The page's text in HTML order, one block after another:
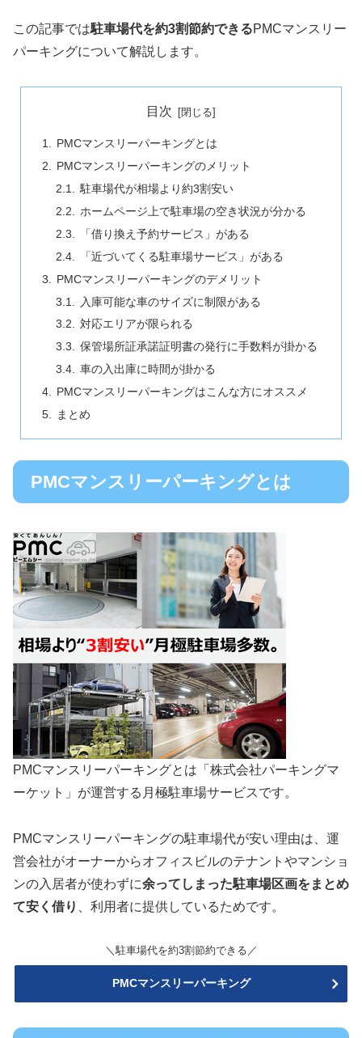
この記事では駐車場代を約3割節約できるPMCマンスリー
パーキングについて解説します。
目次
PMCマンスリーパーキングとは
PMCマンスリーパーキングのメリット
駐車場代が相場より約3割安い
ホームページ上で駐車場の空き状況が分かる
「借り換え予約サービス」がある
「近づいてくる駐車場サービス」がある
PMCマンスリーパーキングのデメリット
入庫可能な車のサイズに制限がある
対応エリアが限られる
保管場所証承諾証明書の発行に手数料が掛かる
車の入出庫に時間が掛かる
PMCマンスリーパーキングはこんな方にオススメ
まとめ
PMCマンスリーパーキングとは
PMCマンスリーパーキングとは「株式会社パーキングマ
ーケット」が運営する月極駐車場サービスです。
PMCマンスリーパーキングの駐車場代が安い理由は、運
営会社がオーナーからオフィスビルのテナントやマンショ
ンの入居者が使わずに余ってしまった駐車場区画をまとめ
て安く借り
、利用者に提供しているためです。
＼駐車場代を約3割節約できる／
PMCマンスリーパーキング